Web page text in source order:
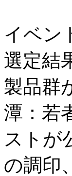
イベン
選定結
製品群
潭：若
ストが
の調印